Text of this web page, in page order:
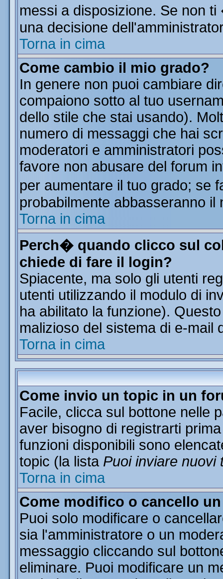
messi a disposizione. Se non
una decisione
Torna in cima
Come cambio il mio grado?
In genere non puoi cambiare
compaiono sotto al tuo
dello stile che stai usando).
numero di messaggi che hai
moderatori e amministratori
favore non abusare del forum
per aumentare il tuo grado; se
probabilmente abbasseranno il
Torna in cima
Perch� quando clicco sul
chiede di fare il login?
Spiacente, ma solo gli utenti
utenti utilizzando il modulo di
ha abilitato la funzione).
malizioso del sistema di e-mail
Torna in cima
Come invio un topic in un
Facile, clicca sul bottone nelle
aver bisogno di registrarti
funzioni disponibili sono
topic (la lista Puoi inviare nuovi
Torna in cima
Come modifico o cancello
Puoi solo modificare o
sia l'amministratore o un
messaggio cliccando sul
eliminare. Puoi modificare un